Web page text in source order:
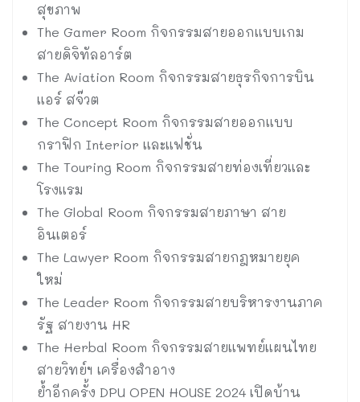
สุขภาพ
The Gamer Room กิจกรรมสายออกแบบเกม
สายดิจิทัลอาร์ต
The Aviation Room กิจกรรมสายธุรกิจการบิน
แอร์ สจ๊วต
The Concept Room กิจกรรมสายออกแบบ
กราฟิก Interior และแฟชั่น
The Touring Room กิจกรรมสายท่องเที่ยวและ
โรงแรม
The Global Room กิจกรรมสายภาษา สาย
อินเตอร์
The Lawyer Room กิจกรรมสายกฎหมายยุค
ใหม่
The Leader Room กิจกรรมสายบริหารงานภาค
รัฐ สายงาน HR
The Herbal Room กิจกรรมสายแพทย์แผนไทย
สายวิทย์ฯ เครื่องสำอาง
ย้ำอีกครั้ง DPU OPEN HOUSE 2024 เปิดบ้าน